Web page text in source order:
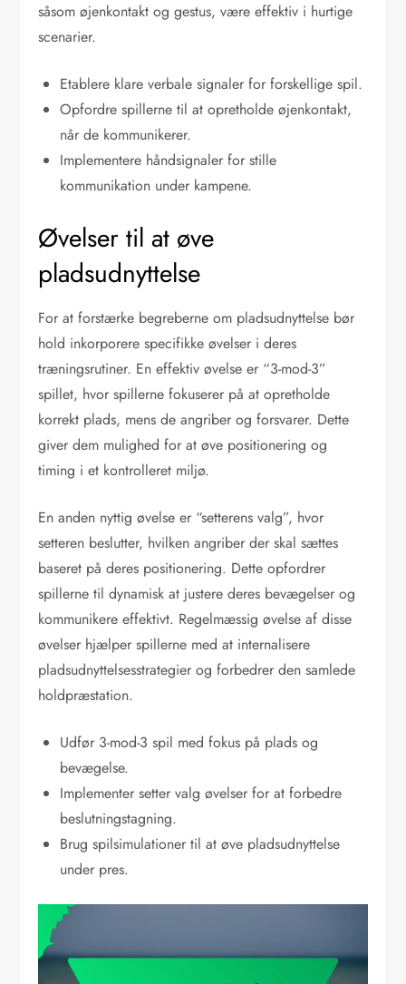
såsom øjenkontakt og gestus, være effektiv i hurtige
scenarier.
Etablere klare verbale signaler for forskellige spil.
Opfordre spillerne til at opretholde øjenkontakt,
når de kommunikerer.
Implementere håndsignaler for stille
kommunikation under kampene.
Øvelser til at øve
pladsudnyttelse
For at forstærke begreberne om pladsudnyttelse bør
hold inkorporere specifikke øvelser i deres
træningsrutiner. En effektiv øvelse er “3-mod-3”
spillet, hvor spillerne fokuserer på at opretholde
korrekt plads, mens de angriber og forsvarer. Dette
giver dem mulighed for at øve positionering og
timing i et kontrolleret miljø.
En anden nyttig øvelse er “setterens valg”, hvor
setteren beslutter, hvilken angriber der skal sættes
baseret på deres positionering. Dette opfordrer
spillerne til dynamisk at justere deres bevægelser og
kommunikere effektivt. Regelmæssig øvelse af disse
øvelser hjælper spillerne med at internalisere
pladsudnyttelsesstrategier og forbedrer den samlede
holdpræstation.
Udfør 3-mod-3 spil med fokus på plads og
bevægelse.
Implementer setter valg øvelser for at forbedre
beslutningstagning.
Brug spilsimulationer til at øve pladsudnyttelse
under pres.